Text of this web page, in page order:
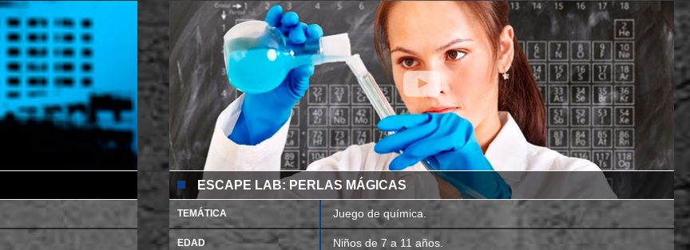
ESCAPE LAB: PERLAS MÁGICAS
TEMÁTICA Juego de química.
EDAD Niños de 7 a 11 años.